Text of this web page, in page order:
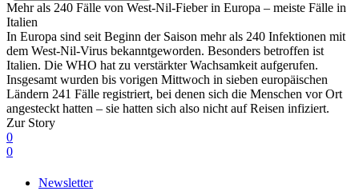
Mehr als 240 Fälle von West-Nil-Fieber in Europa – meiste Fälle in
Italien
In Europa sind seit Beginn der Saison mehr als 240 Infektionen mit
dem West-Nil-Virus bekanntgeworden. Besonders betroffen ist
Italien. Die WHO hat zu verstärkter Wachsamkeit aufgerufen.
Insgesamt wurden bis vorigen Mittwoch in sieben europäischen
Ländern 241 Fälle registriert, bei denen sich die Menschen vor Ort
angesteckt hatten – sie hatten sich also nicht auf Reisen infiziert.
Zur Story
0
0
Newsletter